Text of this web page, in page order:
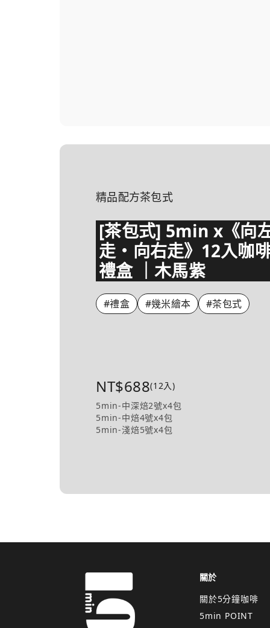
精品配方茶包式
[茶包式] 5min x《向
走・向右走》12入咖
禮盒 ｜木馬紫
#禮盒 #幾米繪本 #茶包式
NT$688(12入)
5min-中深焙2號x4包
5min-中焙4號x4包
5min-淺焙5號x4包
關於
關於5分鐘咖啡
5min POINT